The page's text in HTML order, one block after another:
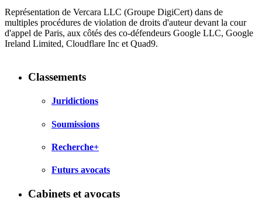
Représentation de Vercara LLC (Groupe DigiCert) dans de
multiples procédures de violation de droits d'auteur devant la cour
d'appel de Paris, aux côtés des co-défendeurs Google LLC, Google
Ireland Limited, Cloudflare Inc et Quad9.
Classements
Juridictions
Soumissions
Recherche+
Futurs avocats
Cabinets et avocats